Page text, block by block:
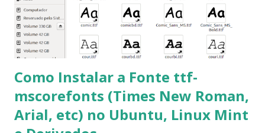
ocorra algum erro ou precisa reinstalar, execute: $ sudo
apt-get install --reinstall ttf-mscorefonts-installer
Como Instalar a Fonte ttf-
mscorefonts (Times New Roman,
Arial, etc) no Ubuntu, Linux Mint